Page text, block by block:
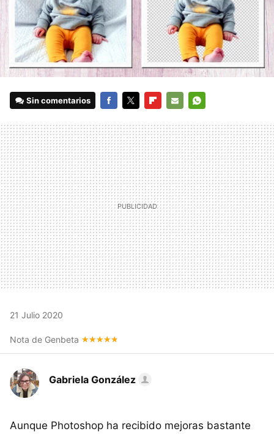
Sin comentarios
MAIL
21 Julio 2020
Nota de Genbeta
Gabriela González
Aunque Photoshop ha recibido mejoras bastante